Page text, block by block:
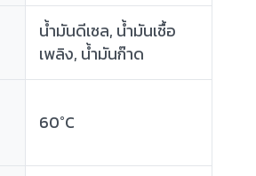
น้ำมันดีเซล, น้ำมันเชื้อ
เพลิง, น้ำมันก๊าด
60°C